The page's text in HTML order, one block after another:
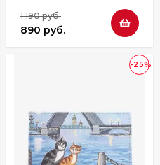
1 190 руб.
890 руб.
-25%